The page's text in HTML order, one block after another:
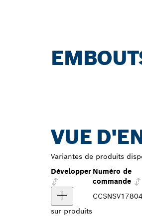
VUE
Variantes de produits
Développer Numéro de
commande
CCSNSV17804
sur produits